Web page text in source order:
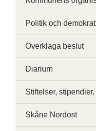
Politik och
Överklaga beslut
Diarium
Stiftelser,
Skåne Nordost